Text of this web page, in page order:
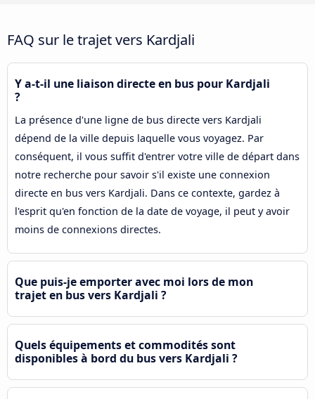
FAQ sur le trajet vers Kardjali
Y a-t-il une liaison directe en bus pour Kardjali
?
La présence d'une ligne de bus directe vers Kardjali
dépend de la ville depuis laquelle vous voyagez. Par
conséquent, il vous suffit d'entrer votre ville de départ dans
notre recherche pour savoir s'il existe une connexion
directe en bus vers Kardjali. Dans ce contexte, gardez à
l'esprit qu'en fonction de la date de voyage, il peut y avoir
moins de connexions directes.
Que puis-je emporter avec moi lors de mon
trajet en bus vers Kardjali ?
Quels équipements et commodités sont
disponibles à bord du bus vers Kardjali ?